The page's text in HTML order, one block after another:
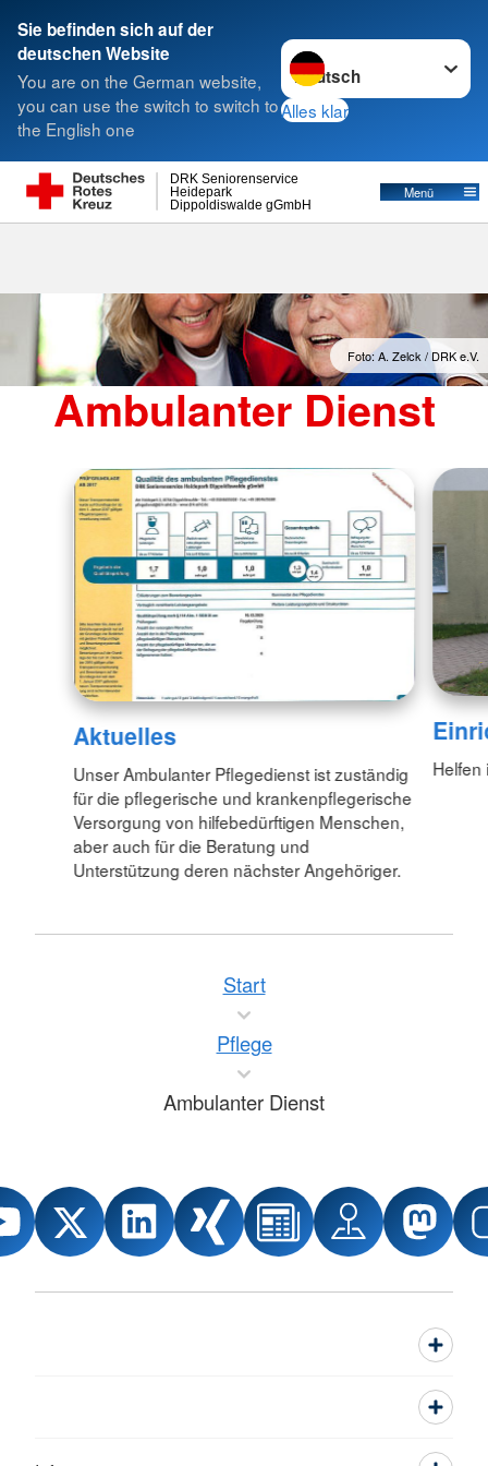
Sie befinden sich auf der
deutschen Website
You are on the German website,
you can use the switch to switch to
the English one
Sprache wechseln zu
Alles klar
Dippoldiswalde gGmbH
Heidepark
DRK Seniorenservice
Menü
Suche
Foto: A. Zelck / DRK e.V.
Ambulanter Dienst
Aktuelles
Unser Ambulanter Pflegedienst ist zuständig
für die pflegerische und krankenpflegerische
Versorgung von hilfebedürftigen Menschen,
aber auch für die Beratung und
Unterstützung deren nächster Angehöriger.
Helfen
Start
Pflege
Ambulanter Dienst